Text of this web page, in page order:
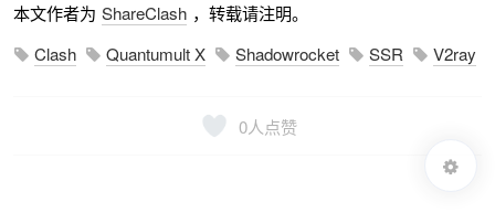
本文作者为 ShareClash ，转载请注明。
Clash
Quantumult X Shadowrocket SSR V2ray
0人点赞